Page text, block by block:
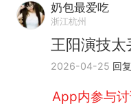
奶包最爱吃
浙江杭州
王阳演技太
2026-04-25 回复
App内参与